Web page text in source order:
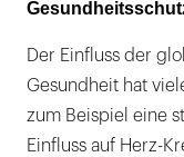
Der Einfluss der
Gesundheit hat
zum Beispiel eine
Einfluss auf Herz-